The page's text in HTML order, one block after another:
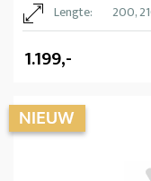
Lengte:
200,
1.199,-